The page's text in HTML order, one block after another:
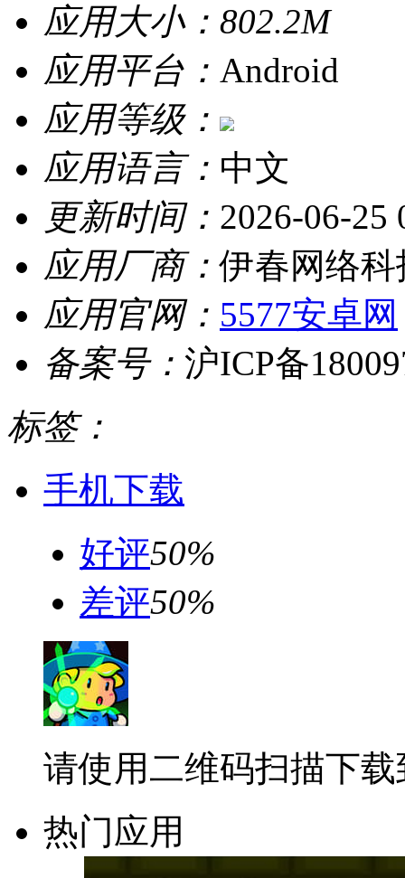
应用大小： 802.2M
应用平台： Android
应用等级：
应用语言： 中文
更新时间： 2026-06-25
应用厂商：伊春网络
应用官网： 5577安卓网
备案号： 沪ICP备
标签：
手机下载
好评50%
差评50%
请使用二维码扫描下
热门应用